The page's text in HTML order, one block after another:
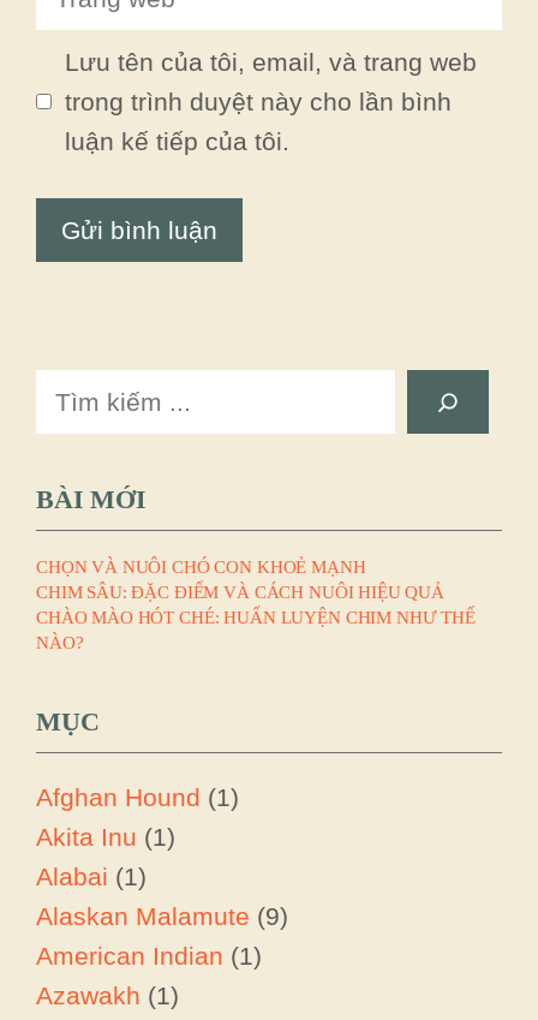
web
Lưu tên của tôi, email, và trang web
trong trình duyệt này cho lần bình
luận kế tiếp của tôi.
Search
BÀI MỚI
CHỌN VÀ NUÔI CHÓ CON KHOẺ MẠNH
CHIM SÂU: ĐẶC ĐIỂM VÀ CÁCH NUÔI HIỆU QUẢ
CHÀO MÀO HÓT CHÉ: HUẤN LUYỆN CHIM NHƯ THẾ
NÀO?
MỤC
Afghan Hound (1)
Akita Inu (1)
Alabai (1)
Alaskan Malamute (9)
American Indian (1)
Azawakh (1)